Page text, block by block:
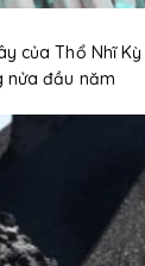
của Thổ Nhĩ
nửa đầu năm